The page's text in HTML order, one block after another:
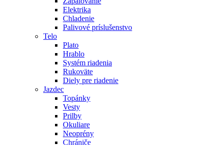
Elektrika
Chladenie
Palivové príslušenstvo
Telo
Plato
Hrablo
Systém riadenia
Rukoväte
Diely pre riadenie
Jazdec
Topánky
Vesty
Prilby
Okuliare
Neoprény
Chrániče